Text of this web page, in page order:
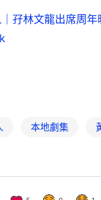
｜孖林文龍出席周
本地劇集